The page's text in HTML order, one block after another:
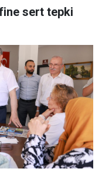
sert tepki